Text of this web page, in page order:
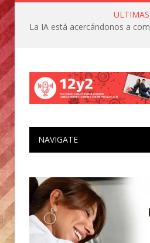
ULTIMAS
NAVIGATE